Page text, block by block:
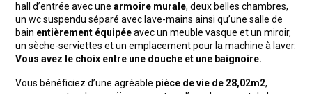
hall d’entrée avec une armoire murale, deux belles chambres,
un wc suspendu séparé avec lave-mains ainsi qu’une salle de
bain entièrement équipéeavec un meuble vasque et un miroir,
un sèche-serviettes et un emplacement pour la machine à laver.
Vous avez le choix entre une douche et une baignoire.
Vous bénéficiez d’une agréable pièce de vie de 28,02m2,